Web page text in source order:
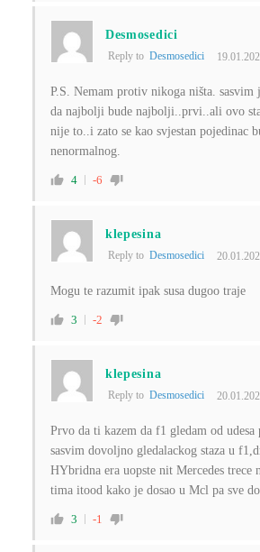
Desmosedici
Reply to Desmosedici
P.S. Nemam protiv nikoga ništa. sasvim
da najbolji bude najbolji..prvi..ali ovo
nije to..i zato se kao svjestan pojedinac
nenormalnog.
4 -6
klepesina
Reply to Desmosedici
Mogu te razumit ipak susa dugoo traje
3 -2
klepesina
Reply to Desmosedici
Prvo da ti kazem da f1 gledam od
sasvim dovoljno gledalackog staza u
HYbridna era uopste nit Mercedes trece
tima itood kako je dosao u Mcl pa sve
3 -1